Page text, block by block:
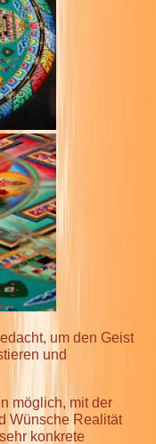
um den Geist
und
möglich, mit der
Wünsche Realität
konkrete